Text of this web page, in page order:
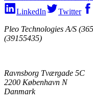
LinkedIn
Twitter
Pleo Technologies A/S
(39155435)
Ravnsborg Tværgade 5C
2200 København N
Danmark